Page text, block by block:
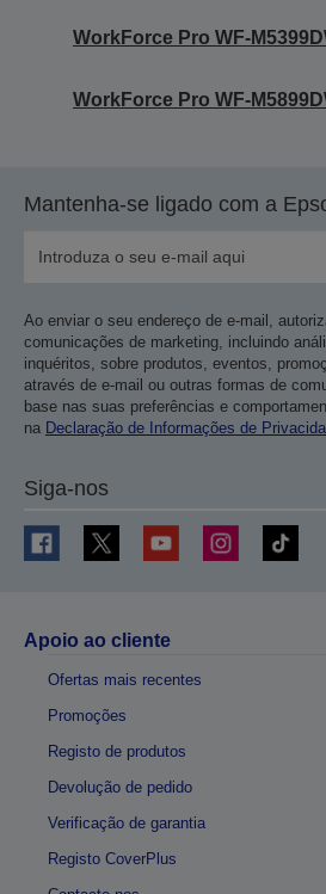
WorkForce Pro WF-
WorkForce Pro WF-
Mantenha-se ligado com a
Ao enviar o seu endereço de e-mail,
comunicações de marketing, incluindo
inquéritos, sobre produtos, eventos,
através de e-mail ou outras formas de
base nas suas preferências e
na Declaração de Informações de
Siga-nos
Apoio ao cliente
Ofertas mais recentes
Promoções
Registo de produtos
Devolução de pedido
Verificação de garantia
Registo CoverPlus